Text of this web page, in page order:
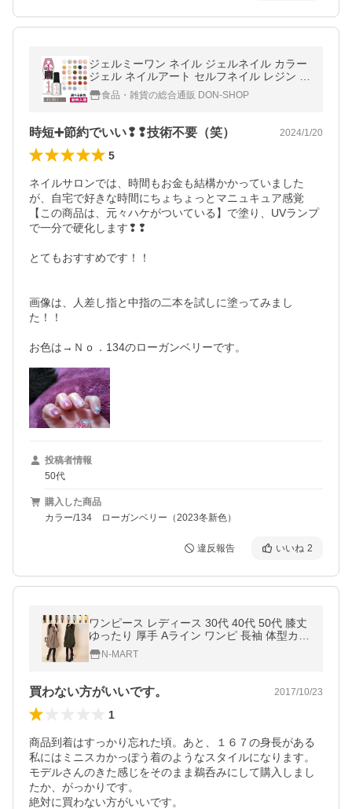
ジェルミーワン ネイル ジェルネイル カラー
ジェル ネイルアート セルフネイル レジン マ
ニキュア ベースコート はがせるベース
食品・雑貨の総合通販 DON-SHOP
時短➕節約でいい❢❢技術不要（笑） 2024/1/20
5
ネイルサロンでは、時間もお金も結構かかっていました
が、自宅で好きな時間にちょちょっとマニュキュア感覚
【この商品は、元々ハケがついている】で塗り、UVランプ
で一分で硬化します❢❢
とてもおすすめです！！
画像は、人差し指と中指の二本を試しに塗ってみまし
た！！
投稿者情報
50代
購入した商品
カラー/134 ローガンベリー（2023冬新色）
違反報告 いいね 2
ワンピース レディース 30代 40代 50代 膝丈
ゆったり 厚手 Aライン ワンピ 長袖 体型カバ
N-MART
買わない方がいいです。 2017/10/23
1
商品到着はすっかり忘れた頃。あと、１６７の身長がある
私にはミニスカかっぽう着のようなスタイルになります。
モデルさんのきた感じをそのまま鵜呑みにして購入しまし
たか、がっかりです。
絶対に買わない方がいいです。